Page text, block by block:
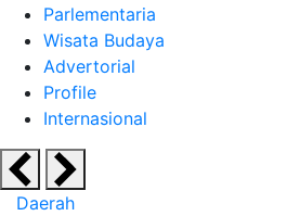
Parlementaria
Wisata Budaya
Advertorial
Profile
Internasional
Daerah